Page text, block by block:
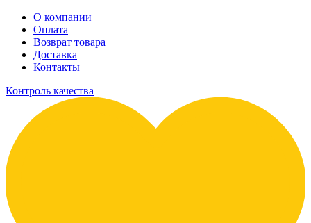
О компании
Оплата
Возврат товара
Доставка
Контакты
Контроль качества